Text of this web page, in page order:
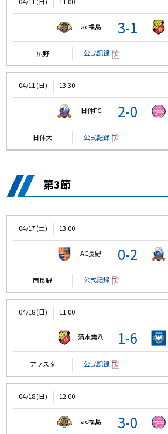
ac福島 3-1
広野 公式記録
04/11 (日) 13:30
日体FC 2-0
日体大 公式記録
第3節
04/17 (土) 13:00
AC長野 0-2
南長野 公式記録
04/18 (日) 11:00
清水第八 1-6
アウスタ 公式記録
04/18 (日) 12:00
ac福島 3-0